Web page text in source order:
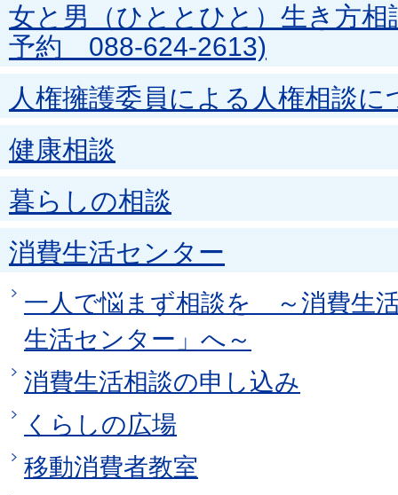
女と男（ひととひと）生き方相
予約 088-624-2613)
人権擁護委員による人権相談に
健康相談
暮らしの相談
消費生活センター
一人で悩まず相談を ～消費生
生活センター」へ～
消費生活相談の申し込み
くらしの広場
移動消費者教室